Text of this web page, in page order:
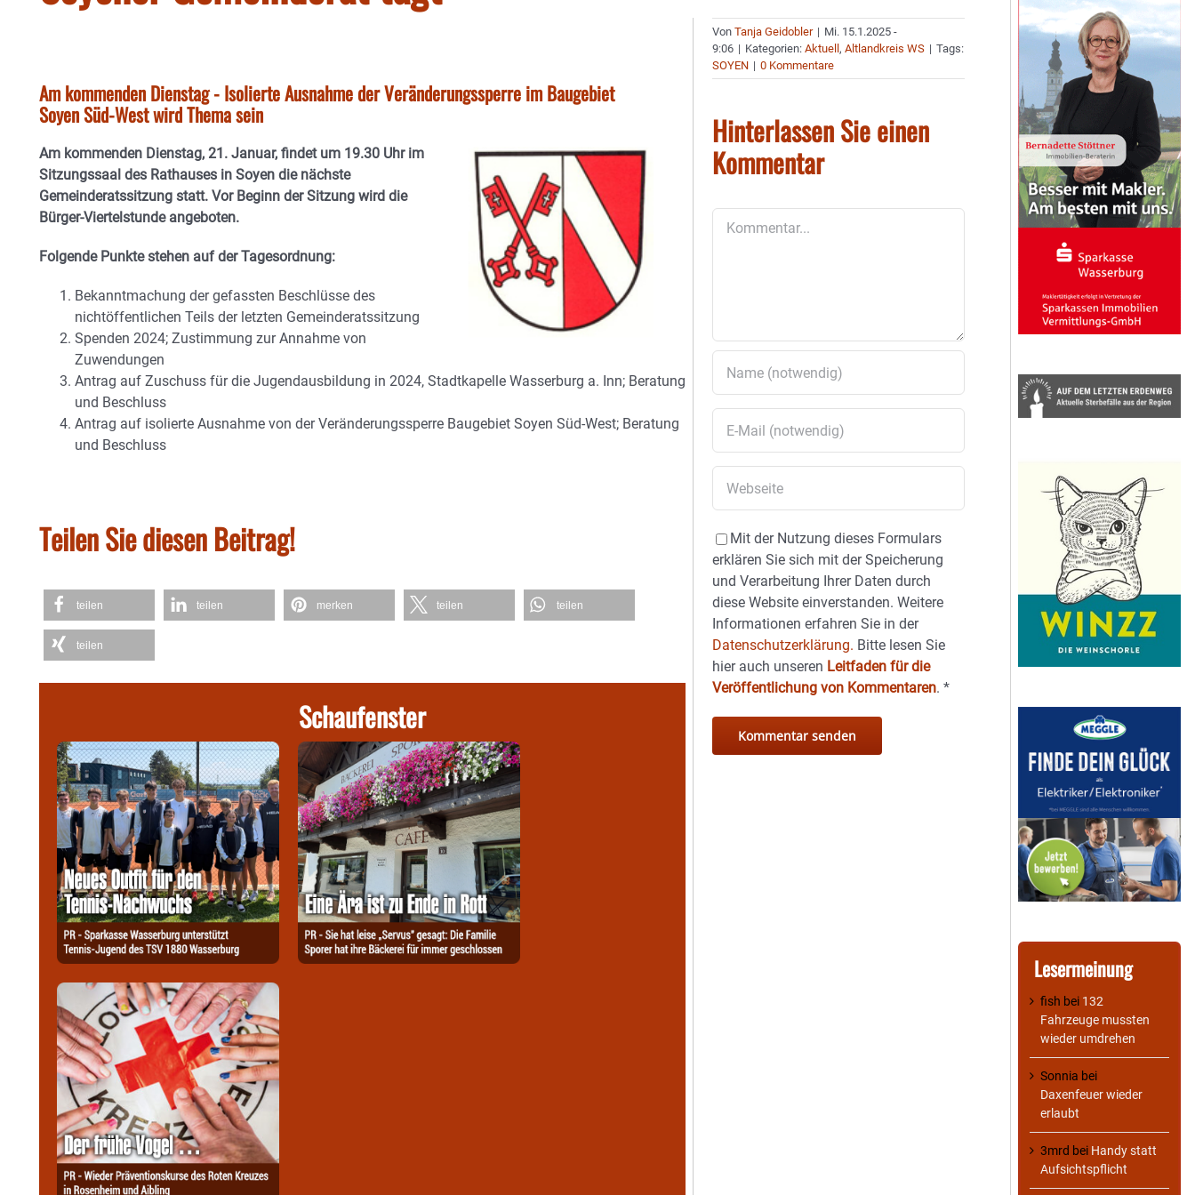
Am kommenden Dienstag - Isolierte Ausnahme der Veränderungssperre im Baugebiet
Soyen Süd-West wird Thema sein
Am kommenden Dienstag, 21. Januar, findet um 19.30 Uhr im
Sitzungssaal des Rathauses in Soyen die nächste
Gemeinderatssitzung statt. Vor Beginn der Sitzung wird die
Bürger-Viertelstunde angeboten.
Folgende Punkte stehen auf der Tagesordnung:
Bekanntmachung der gefassten Beschlüsse des
nichtöffentlichen Teils der letzten Gemeinderatssitzung
Spenden 2024; Zustimmung zur Annahme von
Zuwendungen
Antrag auf Zuschuss für die Jugendausbildung in 2024, Stadtkapelle Wasserburg a. Inn; Beratung
und Beschluss
Antrag auf isolierte Ausnahme von der Veränderungssperre Baugebiet Soyen Süd-West; Beratung
und Beschluss
Teilen Sie diesen Beitrag!
teilen teilen merken teilen teilen
teilen
Schaufenster
VonTanja Geidobler | Mi. 15.1.2025 -
9:06 | Kategorien:Aktuell,Altlandkreis WS | Tags:
SOYEN | 0 Kommentare
Hinterlassen Sie einen
Kommentar
Mit der Nutzung dieses Formulars
erklären Sie sich mit der Speicherung
und Verarbeitung Ihrer Daten durch
diese Website einverstanden. Weitere
Informationen erfahren Sie in der
Datenschutzerklärung. Bitte lesen Sie
hier auch unseren Leitfaden für die
Veröffentlichung von Kommentaren.*
Lesermeinung
fish bei 132
Fahrzeuge mussten
wieder umdrehen
Sonnia bei
Daxenfeuer wieder
erlaubt
3mrd bei Handy statt
Aufsichtspflicht